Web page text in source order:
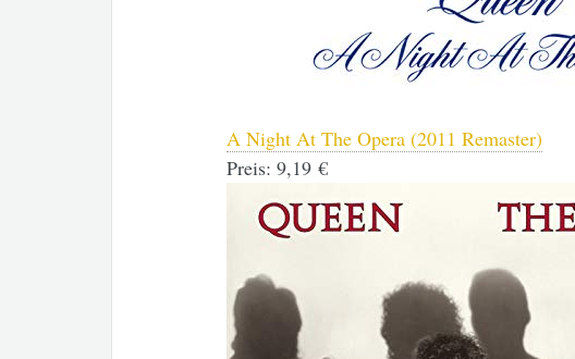
A Night At The Opera (2011 Remaster)
Preis: 9,19 €